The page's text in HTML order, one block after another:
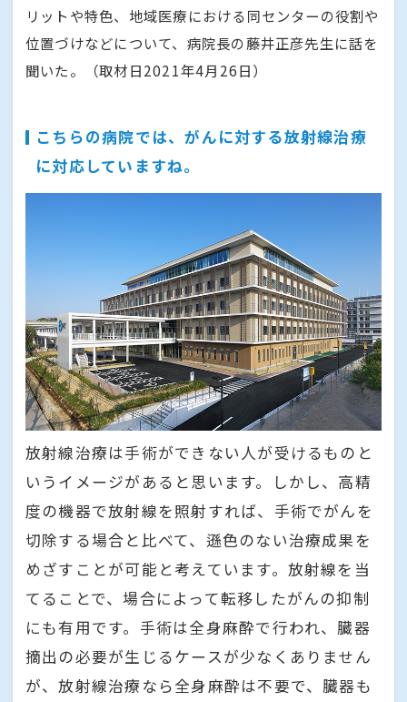
リットや特色、地域医療における同センターの役割や
位置づけなどについて、病院長の藤井正彦先生に話を
聞いた。（取材日2021年4月26日）
こちらの病院では、がんに対する放射線治療
に対応していますね。
放射線治療は手術ができない人が受けるものと
いうイメージがあると思います。しかし、高精
度の機器で放射線を照射すれば、手術でがんを
切除する場合と比べて、遜色のない治療成果を
めざすことが可能と考えています。放射線を当
てることで、場合によって転移したがんの抑制
にも有用です。手術は全身麻酔で行われ、臓器
摘出の必要が生じるケースが少なくありません
が、放射線治療なら全身麻酔は不要で、臓器も